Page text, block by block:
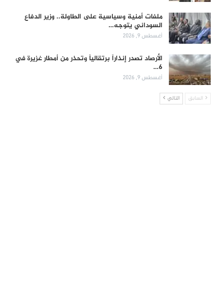
ملفات أمنية وسياسية على الطاولة.. وزير الدفاع
السوداني يتوجه…
أغسطس 9, 2026
الأرصاد تصدر إنذاراً برتقالياً وتحذر من أمطار غزيرة في
6…
أغسطس 9, 2026
السابق التالي